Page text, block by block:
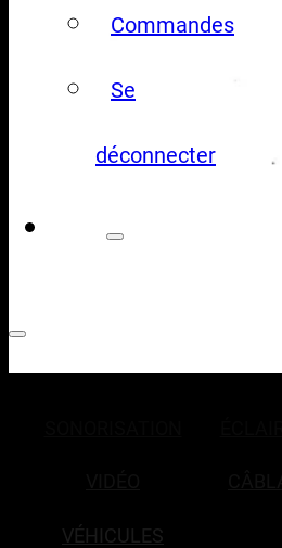
Commandes
Se
déconnecter
VÉHICULES